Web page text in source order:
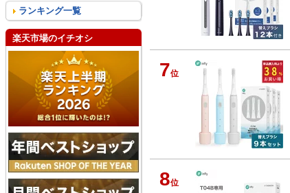
7位
8位
ランキング一覧
楽天市場のイチオシ